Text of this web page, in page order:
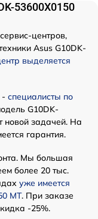
53600X0150
центров,
Asus G10DK-
выделяется
- специалисты по
G10DK-
новой задачей. На
гарантия.
Мы большая
более 20 тыс.
уже имеется
MT. При заказе
-25%.